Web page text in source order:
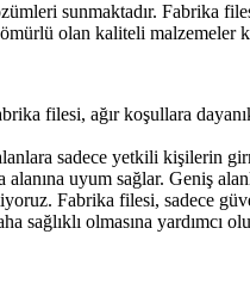
sunmaktadır. Fabrika
olan kaliteli malzemeler
filesi, ağır koşullara
sadece yetkili kişilerin
uyum sağlar. Geniş
Fabrika filesi, sadece
sağlıklı olmasına yardımcı